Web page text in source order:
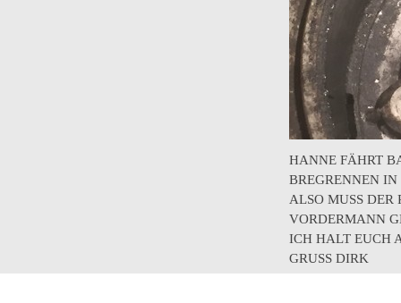
HANNE FÄHRT
BREGRENNEN
ALSO MUSS DER
VORDERMANN
ICH HALT EUCH
GRUSS DIRK